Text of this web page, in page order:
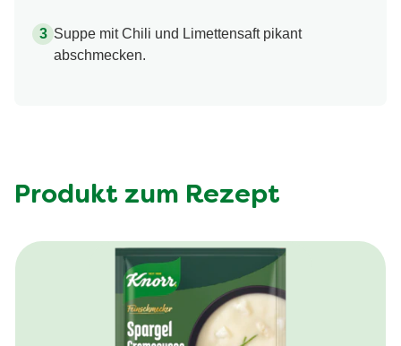
Suppe mit Chili und Limettensaft pikant
abschmecken.
Produkt zum Rezept